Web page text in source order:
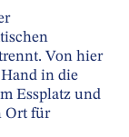
Von hier
in die
Essplatz und
Ort für